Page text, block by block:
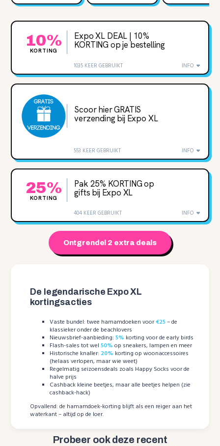
10%
KORTING
Expo XL DEAL | 10%
KORTING op je bestelling
1035 KEER GEBRUIKT INFO
Scoor hier GRATIS
verzending bij Expo XL
553 KEER GEBRUIKT INFO
25%
KORTING
Pak 25% KORTING op
gifts bij Expo XL
404 KEER GEBRUIKT INFO
Ontgrendel 2 extra deals
De legendarische Expo XL
kortingsacties
Vaste bundel: twee hamamdoeken voor€25– de
klassieker onder de beachlovers
Nieuwsbrief-aanbieding:5% korting voor de early birds
Flash-sales tot wel50% op sneakers, lampen en meer
Historische knaller: 20% korting op woonaccessoires
(helaas verlopen, maar wie weet)
Regelmatig seizoensdeals zoals Happy Socks voor de
halve prijs
Cashback kleine beetjes, maar alle beetjes helpen (zie
cashback-hack)
Opvallend: de hamamdoek-korting blijft als een reiger aan het
waterkant – altijd op de loer.
Probeer ook deze recent